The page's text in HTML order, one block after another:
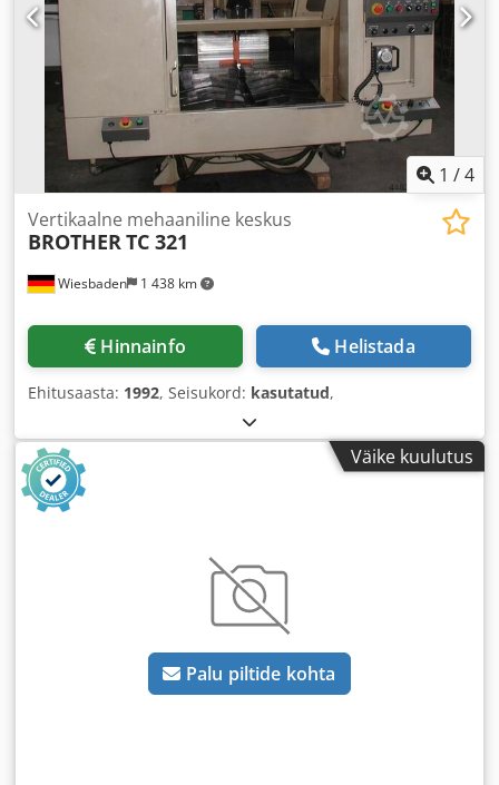
1 /4
Wiesbaden 1 438 km
Vertikaalne mehaaniline keskus
BROTHER TC 321
Hinnainfo Helistada
Ehitusaasta: 1992, Seisukord: kasutatud,
Väike kuulutus
Palu piltide kohta